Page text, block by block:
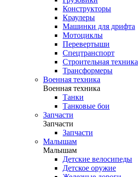
Конструкторы
Краулеры
Машинки для дрифта
Мотоциклы
Перевертыши
Спецтранспорт
Строительная техника
Трансформеры
Военная техника
Военная техника
Танки
Танковые бои
Запчасти
Запчасти
Запчасти
Малышам
Малышам
Детские велосипеды
Детское оружие